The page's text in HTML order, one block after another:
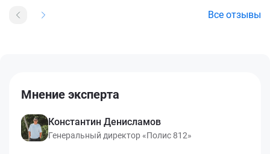
Все отзывы
Мнение эксперта
Константин Денисламов
Генеральный директор «Полис 812»